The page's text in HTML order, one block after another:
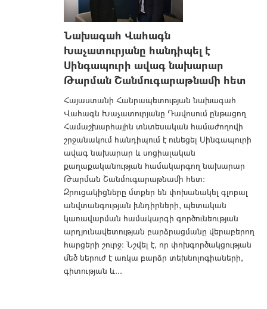
Նախագահ Վահագն
Խաչատուրյանը հանդիպել է
Սինգապուրի ավագ նախարար
Թարման Շանմուգարաթնամի հետ
Հայաստանի Հանրապետության նախագահ
Վահագն Խաչատուրյանը Դավոսում ընթացող
Համաշխարհային տնտեսական համաժողովի
շրջանակում հանդիպում է ունեցել Սինգապուրի
ավագ նախարար և սոցիալական
քաղաքականության համակարգող նախարար
Թարման Շանմուգարաթնամի հետ:
Զրուցակիցները մտքեր են փոխանակել գլոբալ
անվտանգության խնդիրների, պետական
կառավարման համակարգի գործունեության
արդյունավետության բարձրացմանը վերաբերող
հարցերի շուրջ։ Նշվել է, որ փոխգործակցության
մեծ ներուժ է առկա բարձր տեխնոլոգիաների,
գիտության և...